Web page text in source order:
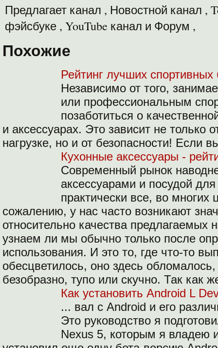
Предлагает канал , Новостной канал ,
фэйсбуке , YouTube канал и Форум ,
Похожие
Рейтинг лучших спортивных
Независимо от того,
или профессиональным
позаботиться о
и аксессуарах. Это зависит не только
нагрузке, но и от безопасности! Если
Кухонные аксессуары -
Современный рынок
аксессуарами и посудой
практически все, во многих
сожалению, у нас часто возникают
относительно качества предлагаемых
узнаем ли мы обычно только после
использования. И это то, где что-то
обесцветилось, оно здесь
безобразно, тупо или скучно. Так как
Как установить Android L
... вал с Android и его
Это руководство я
Nexus 5, которым я владею